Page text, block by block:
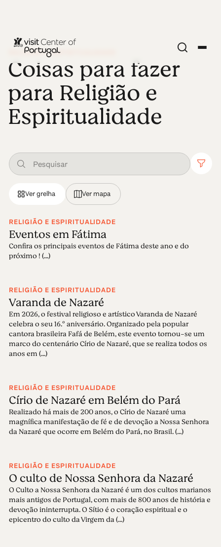
RELIGIÃO E ESPIRITUALIDADE
Coisas para fazer
para Religião e
Espiritualidade
Ver grelha Ver mapa
RELIGIÃO E ESPIRITUALIDADE
Eventos em Fátima
Confira os principais eventos de Fátima deste ano e do
próximo ! (...)
RELIGIÃO E ESPIRITUALIDADE
Varanda de Nazaré
Em 2026, o festival religioso e artístico Varanda de Nazaré
celebra o seu 16.º aniversário. Organizado pela popular
cantora brasileira Fafá de Belém, este evento tornou-se um
marco do centenário Círio de Nazaré, que se realiza todos os
anos em (...)
RELIGIÃO E ESPIRITUALIDADE
Círio de Nazaré em Belém do Pará
Realizado há mais de 200 anos, o Círio de Nazaré uma
magnífica manifestação de fé e de devoção a Nossa Senhora
da Nazaré que ocorre em Belém do Pará, no Brasil. (...)
RELIGIÃO E ESPIRITUALIDADE
O culto de Nossa Senhora da Nazaré
O Culto a Nossa Senhora da Nazaré é um dos cultos marianos
mais antigos de Portugal, com mais de 800 anos de história e
devoção ininterrupta. O Sítio é o coração espiritual e o
epicentro do culto da Virgem da (...)